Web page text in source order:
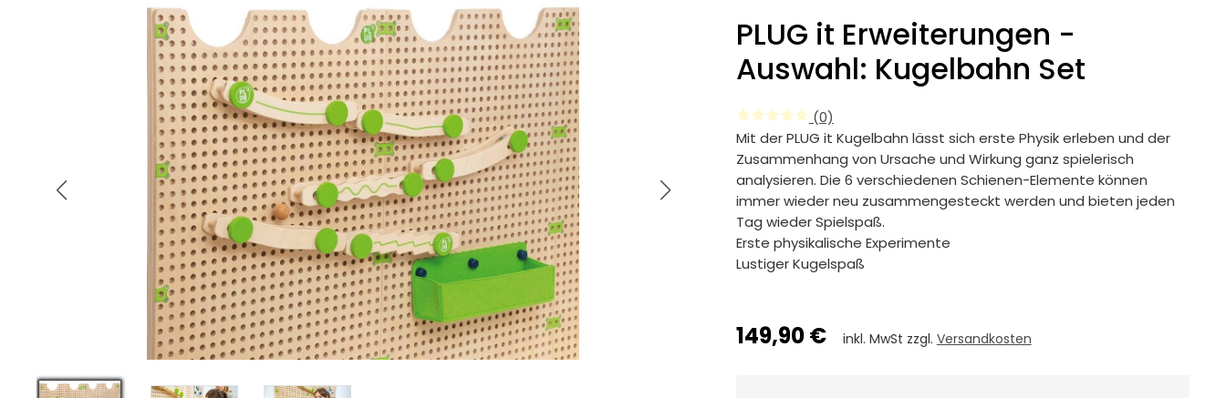
PLUG it Erweiterungen -
Auswahl: Kugelbahn Set
(0)
Mit der PLUG it Kugelbahn lässt sich erste Physik erleben und der
Zusammenhang von Ursache und Wirkung ganz spielerisch
analysieren. Die 6 verschiedenen Schienen-Elemente können
immer wieder neu zusammengesteckt werden und bieten jeden
Tag wieder Spielspaß.
Erste physikalische Experimente
Lustiger Kugelspaß
149,90 € inkl. MwSt zzgl. Versandkosten